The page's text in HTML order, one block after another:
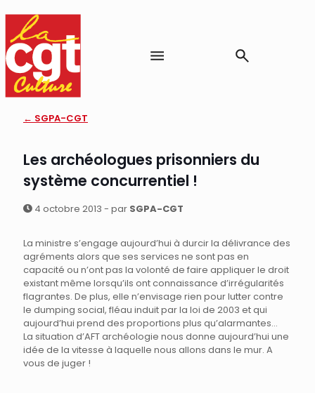
← SGPA-CGT
Les archéologues prisonniers du
système concurrentiel !
4 octobre 2013 - par SGPA-CGT
La ministre s’engage aujourd’hui à durcir la délivrance des
agréments alors que ses services ne sont pas en
capacité ou n’ont pas la volonté de faire appliquer le droit
existant même lorsqu’ils ont connaissance d’irrégularités
flagrantes. De plus, elle n’envisage rien pour lutter contre
le dumping social, fléau induit par la loi de 2003 et qui
aujourd’hui prend des proportions plus qu’alarmantes…
La situation d’AFT archéologie nous donne aujourd’hui une
idée de la vitesse à laquelle nous allons dans le mur. A
vous de juger !